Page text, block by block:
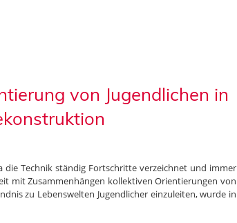
von Jugendlichen in
die Technik ständig Fortschritte verzeichnet und immer
mit Zusammenhängen kollektiven Orientierungen von
zu Lebenswelten Jugendlicher einzuleiten, wurde in